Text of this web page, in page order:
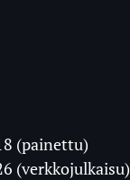
(painettu)
(verkkojulkaisu)